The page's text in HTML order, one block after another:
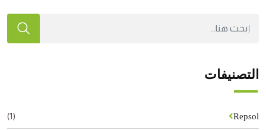
التصنيفات
Repsol
(1)